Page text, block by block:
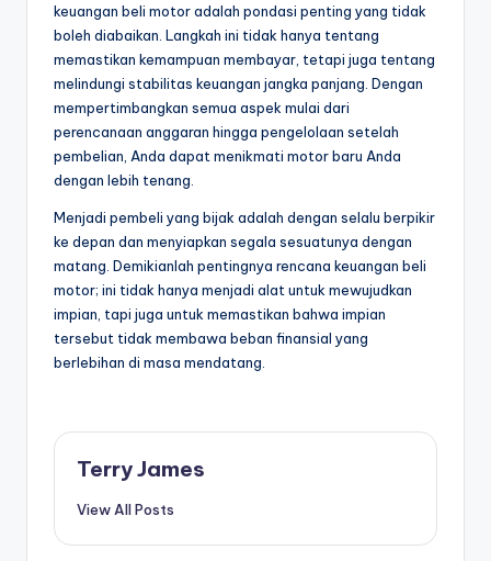
keuangan beli motor adalah pondasi penting yang tidak
boleh diabaikan. Langkah ini tidak hanya tentang
memastikan kemampuan membayar, tetapi juga tentang
melindungi stabilitas keuangan jangka panjang. Dengan
mempertimbangkan semua aspek mulai dari
perencanaan anggaran hingga pengelolaan setelah
pembelian, Anda dapat menikmati motor baru Anda
dengan lebih tenang.
Menjadi pembeli yang bijak adalah dengan selalu berpikir
ke depan dan menyiapkan segala sesuatunya dengan
matang. Demikianlah pentingnya rencana keuangan beli
motor; ini tidak hanya menjadi alat untuk mewujudkan
impian, tapi juga untuk memastikan bahwa impian
tersebut tidak membawa beban finansial yang
berlebihan di masa mendatang.
Terry James
View All Posts